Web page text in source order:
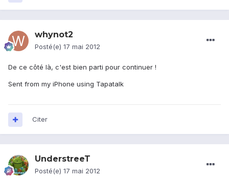
whynot2
Posté(e) 17 mai 2012
De ce côté là, c'est bien parti pour continuer !
Sent from my iPhone using Tapatalk
Citer
UnderstreeT
Posté(e) 17 mai 2012